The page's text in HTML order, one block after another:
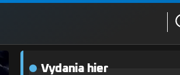
Vydania hier